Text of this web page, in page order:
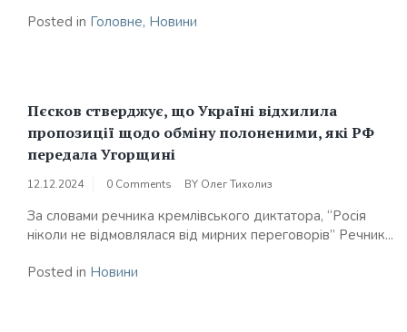
Posted in Головне, Новини
Пєсков стверджує, що Україні відхилила
пропозиції щодо обміну полоненими, які РФ
передала Угорщині
12.12.2024 0 Comments BY Олег Тихолиз
За словами речника кремлівського диктатора, “Росія
ніколи не відмовлялася від мирних переговорів” Речник...
Posted in Новини